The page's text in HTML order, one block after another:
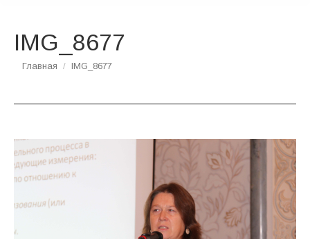
IMG_8677
Вы здесь:
Главная IMG_8677